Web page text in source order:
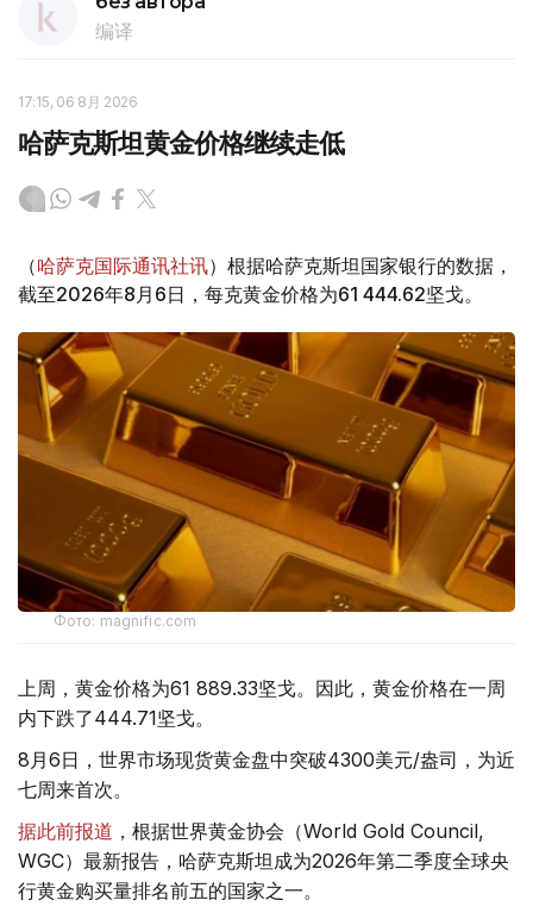
编译
17:15, 06 8月 2026
哈萨克斯坦黄金价格继续走低
（哈萨克国际通讯社讯）根据哈萨克斯坦国家银行的数据，
截至2026年8月6日，每克黄金价格为61 444.62坚戈。
Фото: magnific.com
上周，黄金价格为61 889.33坚戈。因此，黄金价格在一周
内下跌了444.71坚戈。
8月6日，世界市场现货黄金盘中突破4300美元/盎司，为近
七周来首次。
据此前报道 ，根据世界黄金协会（World Gold Council,
WGC）最新报告，哈萨克斯坦成为2026年第二季度全球央
行黄金购买量排名前五的国家之一。